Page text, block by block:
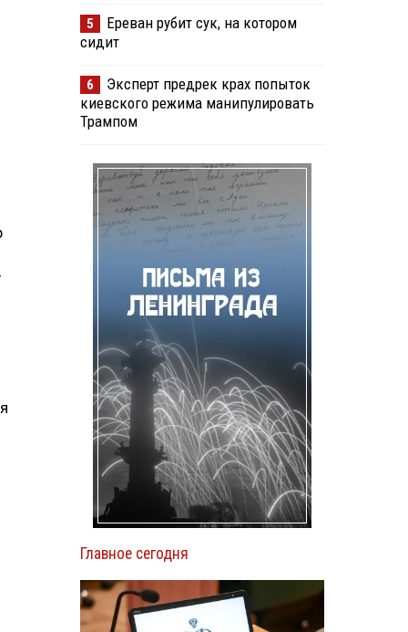
5
Ереван рубит сук, на котором
сидит
6
Эксперт предрек крах попыток
киевского режима манипулировать
Трампом
Главное сегодня